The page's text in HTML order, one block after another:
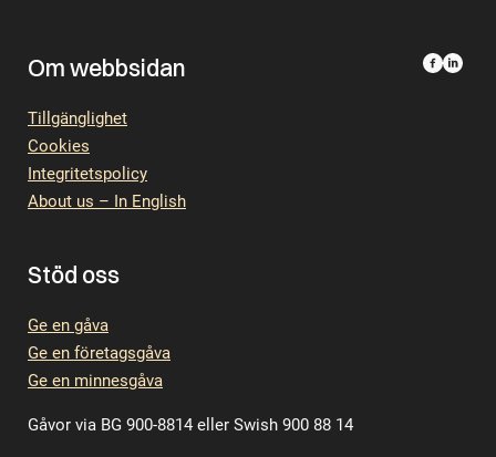
Om webbsidan
Tillgänglighet
Cookies
Integritetspolicy
About us – In English
Stöd oss
Ge en gåva
Ge en företagsgåva
Ge en minnesgåva
Gåvor via BG 900-8814 eller Swish 900 88 14